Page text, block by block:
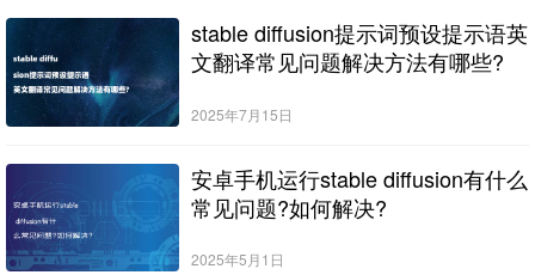
stable diffusion提示词预设提示语英
文翻译常见问题解决方法有哪些?
2025年7月15日
安卓手机运行stable diffusion有什么
常见问题?如何解决?
2025年5月1日